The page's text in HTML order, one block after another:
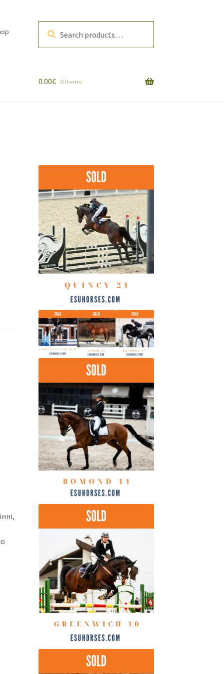
for:
0.00€ 0 items